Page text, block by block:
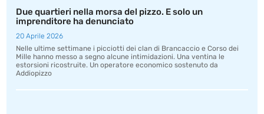
Due quartieri nella morsa del pizzo. E solo un
imprenditore ha denunciato
20 Aprile 2026
Nelle ultime settimane i picciotti dei clan di Brancaccio e Corso dei
Mille hanno messo a segno alcune intimidazioni. Una ventina le
estorsioni ricostruite. Un operatore economico sostenuto da
Addiopizzo